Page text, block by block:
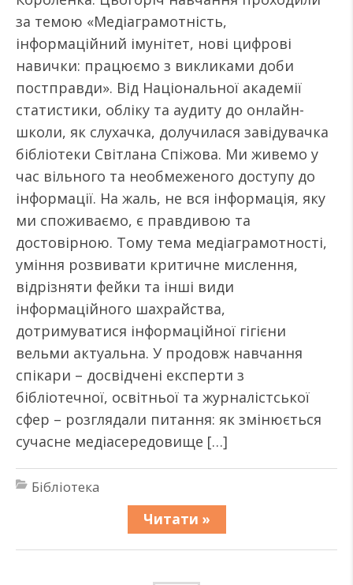
за темою «Медіаграмотність,
інформаційний імунітет, нові цифрові
навички: працюємо з викликами доби
постправди». Від Національної академії
статистики, обліку та аудиту до онлайн-
школи, як слухачка, долучилася завідувачка
бібліотеки Світлана Спіжова. Ми живемо у
час вільного та необмеженого доступу до
інформації. На жаль, не вся інформація, яку
ми споживаємо, є правдивою та
достовірною. Тому тема медіаграмотності,
уміння розвивати критичне мислення,
відрізняти фейки та інші види
інформаційного шахрайства,
дотримуватися інформаційної гігієни
вельми актуальна. У продовж навчання
спікари – досвідчені експерти з
бібліотечної, освітньої та журналістської
сфер – розглядали питання: як змінюється
сучасне медіасередовище […]
Бібліотека
Читати »